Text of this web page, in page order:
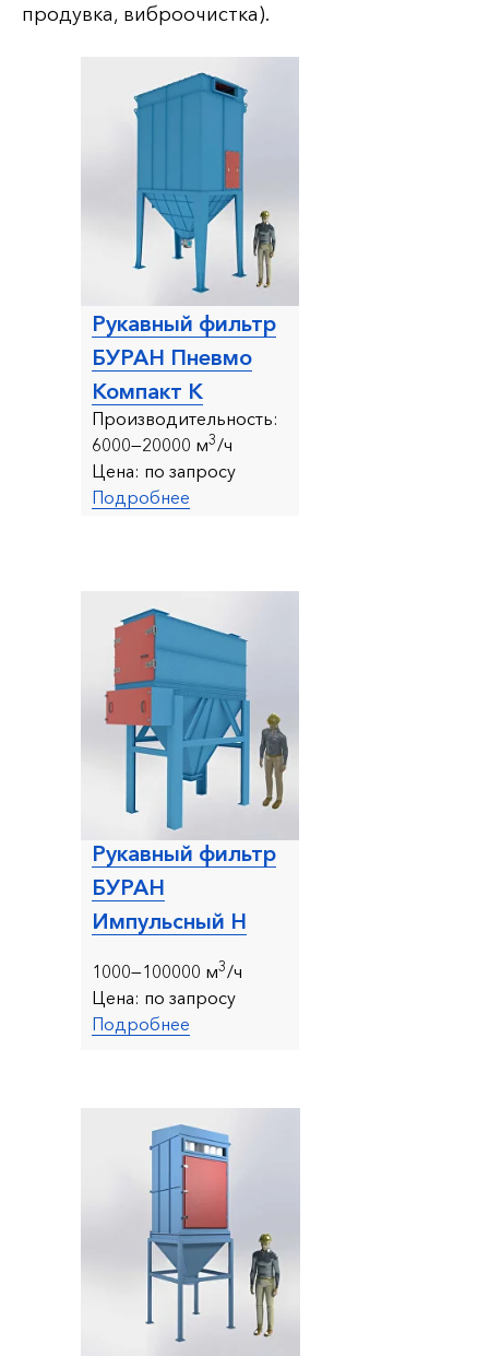
продувка, виброочистка).
Рукавный фильтр
БУРАН
Импульсный Н
1000—100000 м3/ч
Цена: по запросу
Подробнее
Рукавный фильтр
БУРАН Пневмо
Компакт К
Производительность:
6000—20000 м3/ч
Цена: по запросу
Подробнее